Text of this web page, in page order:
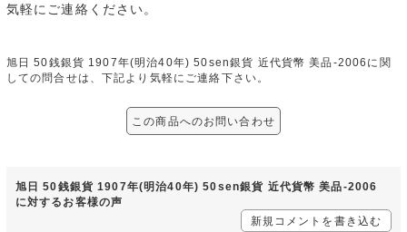
気軽にご連絡ください。
旭日 50銭銀貨 1907年(明治40年) 50sen銀貨 近代貨幣 美品-2006に関
しての問合せは、下記より気軽にご連絡下さい。
この商品へのお問い合わせ
旭日 50銭銀貨 1907年(明治40年) 50sen銀貨 近代貨幣 美品-2006
に対するお客様の声
新規コメントを書き込む